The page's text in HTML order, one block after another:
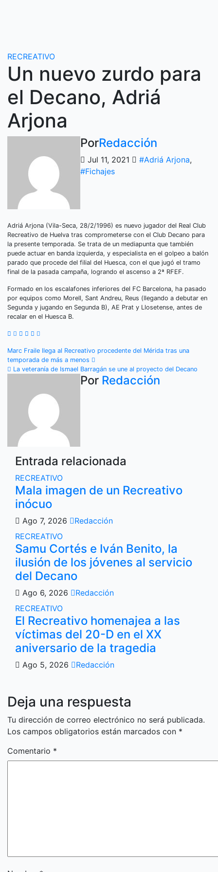
RECREATIVO
Un nuevo zurdo para
el Decano, Adriá
Arjona
PorRedacción
Jul 11, 2021 #Adriá Arjona,
#Fichajes
Adriá Arjona (Vila-Seca, 28/2/1996) es nuevo jugador del Real Club
Recreativo de Huelva tras comprometerse con el Club Decano para
la presente temporada. Se trata de un mediapunta que también
puede actuar en banda izquierda, y especialista en el golpeo a balón
parado que procede del filial del Huesca, con el que jugó el tramo
final de la pasada campaña, logrando el ascenso a 2ª RFEF.
Formado en los escalafones inferiores del FC Barcelona, ha pasado
por equipos como Morell, Sant Andreu, Reus (llegando a debutar en
Segunda y jugando en Segunda B), AE Prat y Llosetense, antes de
recalar en el Huesca B.
Navegación
de
entradas
Marc Fraile llega al Recreativo procedente del Mérida tras una
temporada de más a menos
La veteranía de Ismael Barragán se une al proyecto del Decano
Por Redacción
Entrada relacionada
RECREATIVO
Mala imagen de un Recreativo
inócuo
Ago 7, 2026
Redacción
RECREATIVO
Samu Cortés e Iván Benito, la
ilusión de los jóvenes al servicio
del Decano
Ago 6, 2026
Redacción
RECREATIVO
El Recreativo homenajea a las
víctimas del 20-D en el XX
aniversario de la tragedia
Ago 5, 2026 Redacción
Deja una respuesta
Tu dirección de correo electrónico no será publicada.
Los campos obligatorios están marcados con *
Comentario *